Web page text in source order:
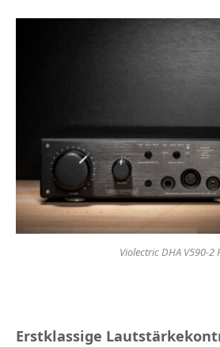
Violectric DHA V590-2
Erstklassige